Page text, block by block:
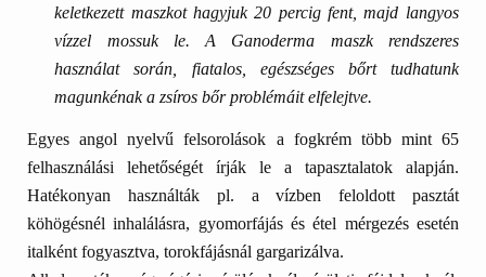
keletkezett maszkot hagyjuk 20 percig fent, majd langyos
vízzel mossuk le. A Ganoderma maszk rendszeres
használat során, fiatalos, egészséges bőrt tudhatunk
magunkénak a zsíros bőr problémáit elfelejtve.
Egyes angol nyelvű felsorolások a fogkrém több mint 65
felhasználási lehetőségét írják le a tapasztalatok alapján.
Hatékonyan használták pl. a vízben feloldott pasztát
köhögésnél inhalálásra, gyomorfájás és étel mérgezés esetén
italként fogyasztva, torokfájásnál gargarizálva.